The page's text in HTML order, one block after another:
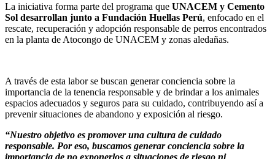
La iniciativa forma parte del programa que UNACEM y Cemento
Sol desarrollan junto a Fundación Huellas Perú, enfocado en el
rescate, recuperación y adopción responsable de perros encontrados
en la planta de Atocongo de UNACEM y zonas aledañas.
A través de esta labor se buscan generar conciencia sobre la
importancia de la tenencia responsable y de brindar a los animales
espacios adecuados y seguros para su cuidado, contribuyendo así a
prevenir situaciones de abandono y exposición al riesgo.
“Nuestro objetivo es promover una cultura de cuidado
responsable. Por eso, buscamos generar conciencia sobre la
importancia de no exponerlos a situaciones de riesgo ni